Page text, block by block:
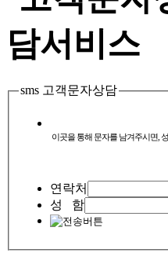
sms 고객문자상담
연락처
성 함